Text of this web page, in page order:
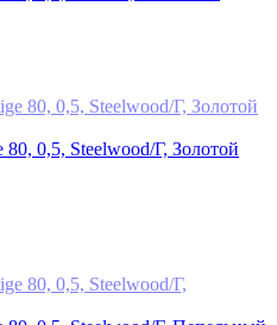
0,5, Steelwood/Г, Золотой